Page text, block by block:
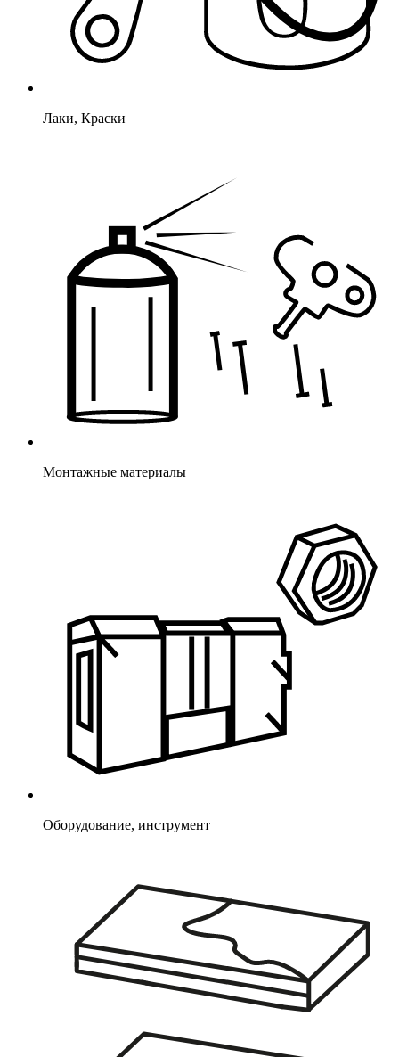
Лаки, Краски
Монтажные материалы
Оборудование, инструмент